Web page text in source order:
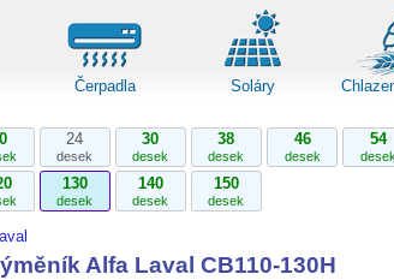
Čerpadla Soláry
24
desek
30
desek
38
desek
46
desek
54
desek
130
desek
140
desek
150
desek
Alfa Laval CB110-130H